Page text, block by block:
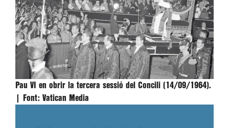
Pau VI en obrir la tercera sessió del Concili (14/09/1964).
Font: Vatican Media